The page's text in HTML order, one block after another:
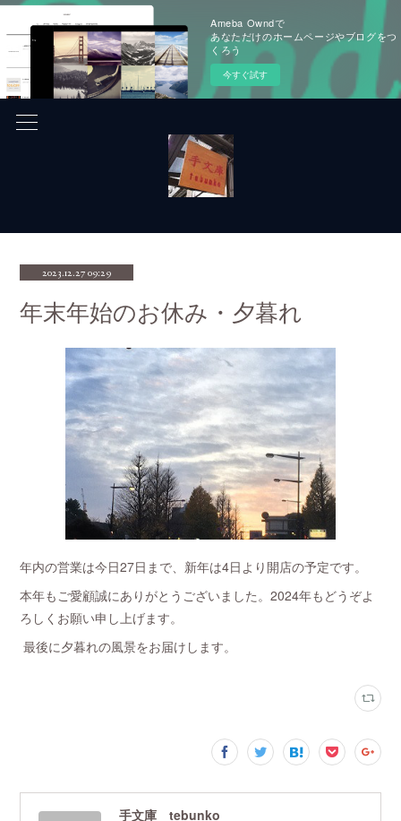
Ameba Owndで
あなただけのホームページやブログをつ
くろう
今すぐ試す
2023.12.27 09:29
年末年始のお休み・夕暮れ
年内の営業は今日27日まで、新年は4日より開店の予定です。
本年もご愛顧誠にありがとうございました。2024年もどうぞよ
ろしくお願い申し上げます。
最後に夕暮れの風景をお届けします。
手文庫 tebunko